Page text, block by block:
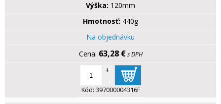
Výška: 120mm
Hmotnosť: 440g
Na objednávku
63,28 € s DPH
+
-
Kód: 397000004316F